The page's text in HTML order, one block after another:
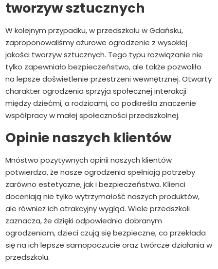
tworzyw sztucznych
W kolejnym przypadku, w przedszkolu w Gdańsku,
zaproponowaliśmy ażurowe ogrodzenie z wysokiej
jakości tworzyw sztucznych. Tego typu rozwiązanie nie
tylko zapewniało bezpieczeństwo, ale także pozwoliło
na lepsze doświetlenie przestrzeni wewnętrznej. Otwarty
charakter ogrodzenia sprzyja społecznej interakcji
między dziećmi, a rodzicami, co podkreśla znaczenie
współpracy w małej społeczności przedszkolnej.
Opinie naszych klientów
Mnóstwo pozytywnych opinii naszych klientów
potwierdza, że nasze ogrodzenia spełniają potrzeby
zarówno estetyczne, jak i bezpieczeństwa. Klienci
doceniają nie tylko wytrzymałość naszych produktów,
ale również ich atrakcyjny wygląd. Wiele przedszkoli
zaznacza, że dzięki odpowiednio dobranym
ogrodzeniom, dzieci czują się bezpieczne, co przekłada
się na ich lepsze samopoczucie oraz twórcze działania w
przedszkolu.